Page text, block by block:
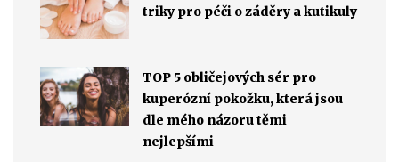
triky pro péči o záděry a kutikuly
TOP 5 obličejových sér pro
kuperózní pokožku, která jsou
dle mého názoru těmi
nejlepšími